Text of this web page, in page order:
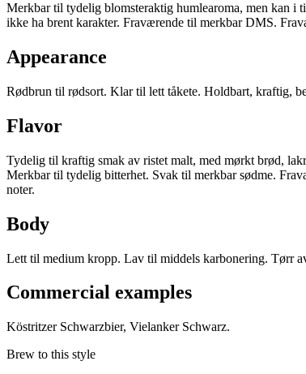
Merkbar til tydelig blomsteraktig humlearoma, men kan i
ikke ha brent karakter. Fraværende til merkbar DMS.
Appearance
Rødbrun til rødsort. Klar til lett tåkete. Holdbart, kraftig,
Flavor
Tydelig til kraftig smak av ristet malt, med mørkt brød,
Merkbar til tydelig bitterhet. Svak til merkbar sødme.
noter.
Body
Lett til medium kropp. Lav til middels karbonering. Tørr
Commercial examples
Köstritzer Schwarzbier, Vielanker Schwarz.
Brew to this style